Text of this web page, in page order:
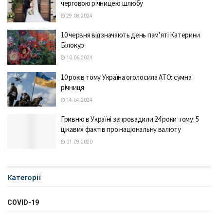
черговою річницею шлюбу
29.08.2024
10 червня відзначають день пам’яті Катерини
Білокур
10.06.2024
10 років тому Україна оголосила АТО: сумна
річниця
14.04.2024
Гривню в Україні запровадили 24 роки тому: 5
цікавих фактів про національну валюту
01.09.2020
Категорії
COVID-19